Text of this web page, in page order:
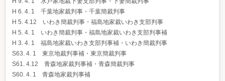
H 6. 4. 1 千葉地家裁判事・千葉簡裁判事
H 5. 4.12 いわき簡裁判事・福島地家裁いわき支部判事
H 5. 4. 1 いわき簡裁判事・福島地家裁いわき支部判事補
H 3. 4. 1 福島地家裁いわき支部判事補・いわき簡裁判事
S63. 4. 1 東京地裁判事補・東京簡裁判事
S61. 4.12 青森地家裁判事補・青森簡裁判事
S60. 4. 1 青森地家裁判事補